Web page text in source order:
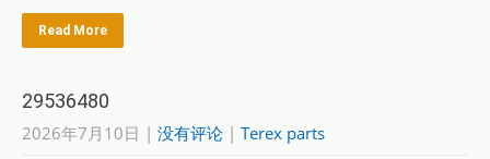
Read More
29536480
2026年7月10日 | 没有评论 | Terex parts